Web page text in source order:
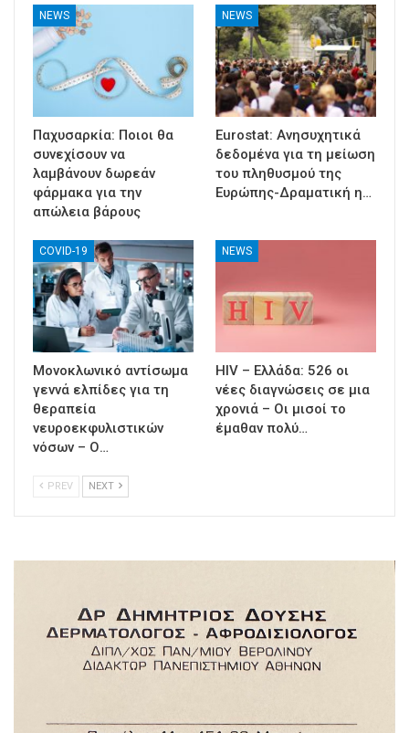
NEWS
Παχυσαρκία: Ποιοι θα
συνεχίσουν να
λαμβάνουν δωρεάν
φάρμακα για την
απώλεια βάρους
NEWS
Eurostat: Ανησυχητικά
δεδομένα για τη μείωση
του πληθυσμού της
Ευρώπης-Δραματική η…
COVID-19
Μονοκλωνικό αντίσωμα
γεννά ελπίδες για τη
θεραπεία
νευροεκφυλιστικών
νόσων – Ο…
NEWS
HIV – Ελλάδα: 526 οι
νέες διαγνώσεις σε μια
χρονιά – Οι μισοί το
έμαθαν πολύ…
PREV NEXT